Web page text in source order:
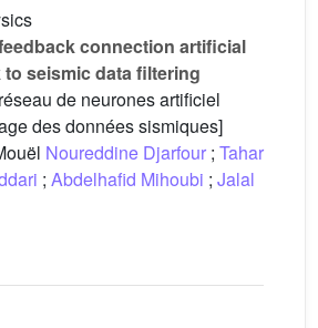
connection artificial
seismic data filtering
de neurones artificiel
des données sismiques]
Noureddine Djarfour ; Tahar
; Abdelhafid Mihoubi ; Jalal